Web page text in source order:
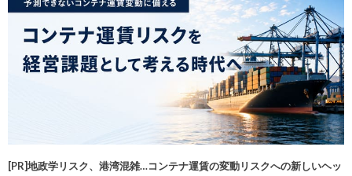
[PR]地政学リスク、港湾混雑…コンテナ運賃の変動リスクへの新しいヘッ